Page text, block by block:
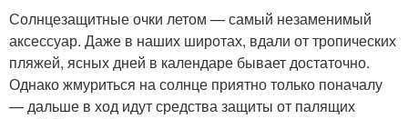
Солнцезащитные очки летом — самый незаменимый
аксессуар. Даже в наших широтах, вдали от тропических
пляжей, ясных дней в календаре бывает достаточно.
Однако жмуриться на солнце приятно только поначалу
— дальше в ход идут средства защиты от палящих